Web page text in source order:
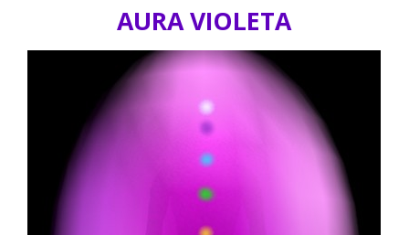
AURA VIOLETA